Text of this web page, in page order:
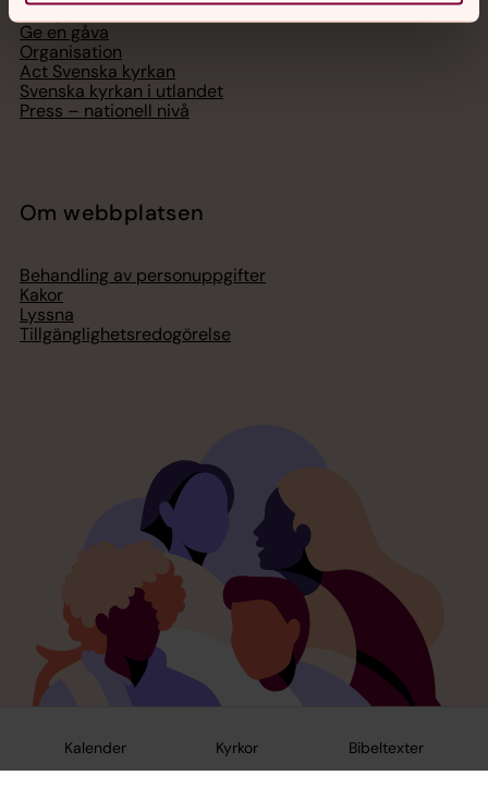
Kalender Kyrkor Bibeltexter
Lediga jobb
Ge en gåva
Organisation
Act Svenska kyrkan
Svenska kyrkan i utlandet
Press – nationell nivå
Om webbplatsen
Behandling av personuppgifter
Kakor
Lyssna
Tillgänglighetsredogörelse